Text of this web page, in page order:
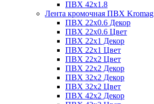
ПВХ 42х1.8
Лента кромочная ПВХ Kromag
ПВХ 22x0.6 Декор
ПВХ 22x0.6 Цвет
ПВХ 22x1 Декор
ПВХ 22x1 Цвет
ПВХ 22x2 Цвет
ПВХ 22x2 Декор
ПВХ 32x2 Декор
ПВХ 32x2 Цвет
ПВХ 42x2 Декор